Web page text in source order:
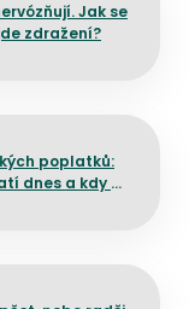
Jak se
zdražení?
poplatků:
dnes a kdy by